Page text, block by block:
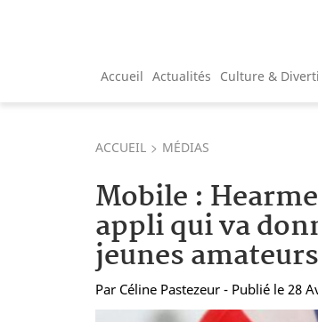
Accueil Actualités Culture &
ACCUEIL MÉDIAS
Mobile :
appli qui va
jeunes
Par Céline Pastezeur - Publié le 28